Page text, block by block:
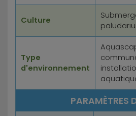
Culture
Type
d'environnement
PARAMÈTRES